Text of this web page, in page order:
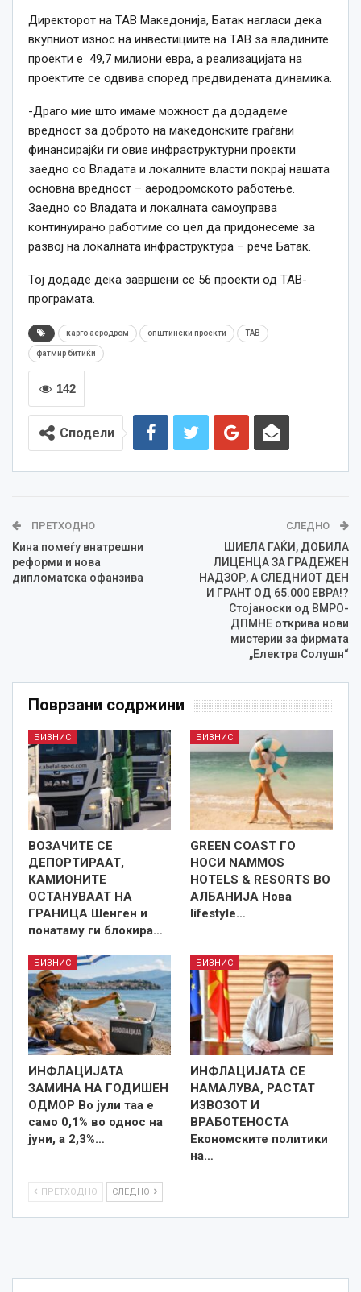
Директорот на ТАВ Македонија, Батак нагласи дека
вкупниот износ на инвестициите на ТАВ за владините
проекти е 49,7 милиони евра, а реализацијата на
проектите се одвива според предвидената динамика.
-Драго мие што имаме можност да додадеме
вредност за доброто на македонските граѓани
финансирајќи ги овие инфраструктурни проекти
заедно со Владата и локалните власти покрај нашата
основна вредност – аеродромското работење.
Заедно со Владата и локалната самоуправа
континуирано работиме со цел да придонесеме за
развој на локалната инфраструктура – рече Батак.
Тој додаде дека завршени се 56 проекти од ТАВ-
програмата.
карго аеродром општински проекти ТАВ
фатмир битиќи
142
Сподели
ПРЕТХОДНО
Кина помеѓу внатрешни
реформи и нова
дипломатска офанзива
СЛЕДНО
ШИЕЛА ГАЌИ, ДОБИЛА
ЛИЦЕНЦА ЗА ГРАДЕЖЕН
НАДЗОР, А СЛЕДНИОТ ДЕН
И ГРАНТ ОД 65.000 ЕВРА!?
Стојаноски од ВМРО-
ДПМНЕ открива нови
мистерии за фирмата
„Електра Солушн“
Поврзани содржини
БИЗНИС
ВОЗАЧИТЕ СЕ
ДЕПОРТИРААТ,
КАМИОНИТЕ
ОСТАНУВААТ НА
ГРАНИЦА Шенген и
понатаму ги блокира…
БИЗНИС
GREEN COAST ГО
НОСИ NAMMOS
HOTELS & RESORTS ВО
АЛБАНИЈА Нова
lifestyle…
БИЗНИС
ИНФЛАЦИЈАТА
ЗАМИНА НА ГОДИШЕН
ОДМОР Во јули таа е
само 0,1% во однос на
јуни, а 2,3%…
БИЗНИС
ИНФЛАЦИЈАТА СЕ
НАМАЛУВА, РАСТАТ
ИЗВОЗОТ И
ВРАБОТЕНОСТА
Економските политики
на…
ПРЕТХОДНО СЛЕДНО